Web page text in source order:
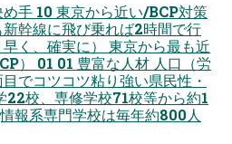
手 10 東京から近い/BCP対策
幹線に飛び乗れば2時間で行
く、確実に） 東京から最も近
） 01 01 豊富な人材 人口（労
でコツコツ粘り強い県民性・
22校、専修学校71校等から約1
報系専門学校は毎年約800人